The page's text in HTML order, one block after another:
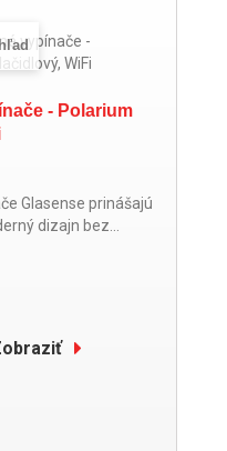
- Polarium
Glasense prinášajú
dizajn bez...